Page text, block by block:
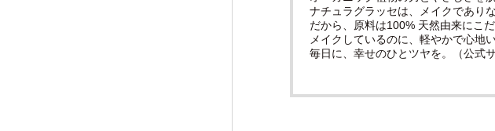
ナチュラグラッセは、メイクであり
だから、原料は100% 天然由来にこだ
メイクしているのに、軽やかで心地
毎日に、幸せのひとツヤを。（公式サ